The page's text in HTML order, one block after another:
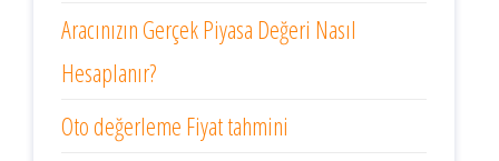
Aracınızın Gerçek Piyasa Değeri Nasıl
Hesaplanır?
Oto değerleme Fiyat tahmini